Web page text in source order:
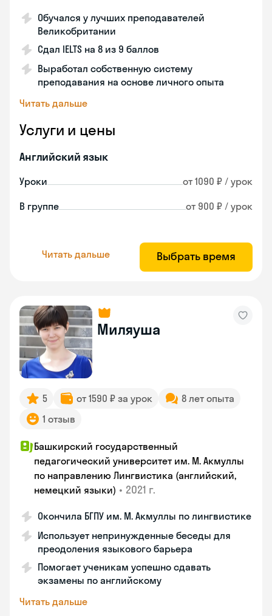
Обучался у лучших преподавателей
Великобритании
Сдал IELTS на 8 из 9 баллов
Выработал собственную систему
преподавания на основе личного опыта
Читать дальше
Услуги и цены
Английский язык
Уроки от 1090 ₽ / урок
В группе от 900 ₽ / урок
Читать дальше Выбрать время
Миляуша
5 от 1590 ₽ за урок
8 лет опыта
1 отзыв
Башкирский государственный
педагогический университет им. М. Акмуллы
по направлению Лингвистика (английский,
немецкий языки) • 2021 г.
Окончила БГПУ им. М. Акмуллы по лингвистике
Использует непринужденные беседы для
преодоления языкового барьера
Помогает ученикам успешно сдавать
экзамены по английскому
Читать дальше